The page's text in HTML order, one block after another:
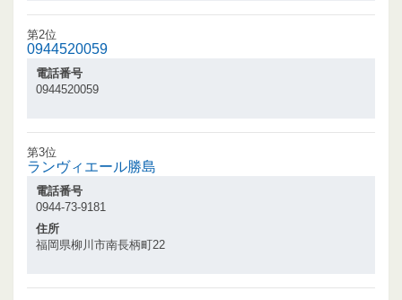
第2位
0944520059
電話番号
0944520059
第3位
ランヴィエール勝島
電話番号
0944-73-9181
住所
福岡県柳川市南長柄町22